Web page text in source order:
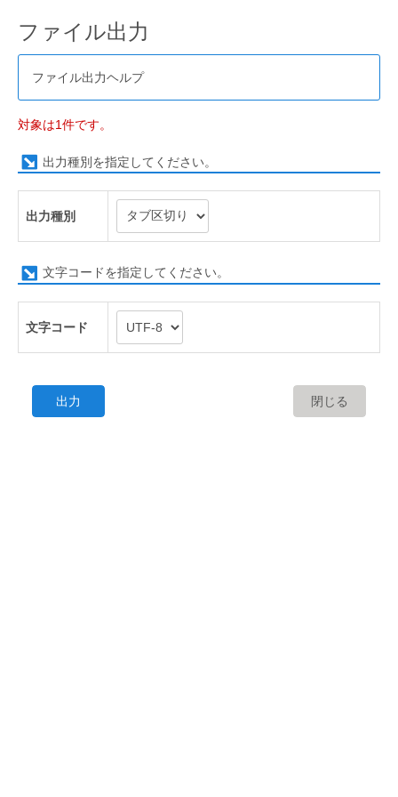
ファイル出力
ファイル出力ヘルプ
対象は1件です。
出力種別を指定してください。
出力種別
文字コードを指定してください。
文字コード